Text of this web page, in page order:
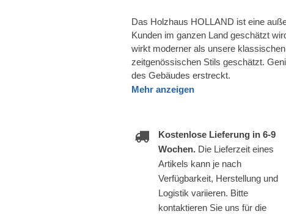
Das Holzhaus HOLLAND ist eine
Kunden im ganzen Land geschätzt
wirkt moderner als unsere
zeitgenössischen Stils geschätzt.
des Gebäudes erstreckt.
Mehr anzeigen
Kostenlose Lieferung in 6-9
Wochen. Die Lieferzeit eines
Artikels kann je nach
Verfügbarkeit, Herstellung und
Logistik variieren. Bitte
kontaktieren Sie uns für die